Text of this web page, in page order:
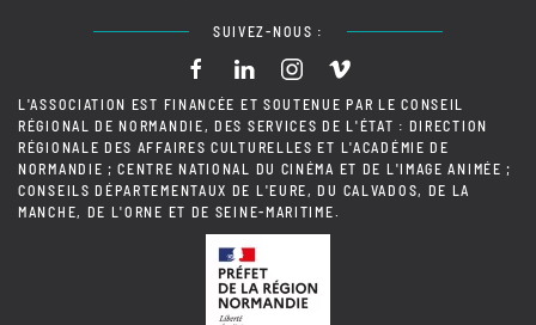
SUIVEZ-NOUS :
L'ASSOCIATION EST FINANCÉE ET SOUTENUE PAR LE CONSEIL
RÉGIONAL DE NORMANDIE, DES SERVICES DE L'ÉTAT : DIRECTION
RÉGIONALE DES AFFAIRES CULTURELLES ET L'ACADÉMIE DE
NORMANDIE ; CENTRE NATIONAL DU CINÉMA ET DE L'IMAGE ANIMÉE ;
CONSEILS DÉPARTEMENTAUX DE L'EURE, DU CALVADOS, DE LA
MANCHE, DE L'ORNE ET DE SEINE-MARITIME.